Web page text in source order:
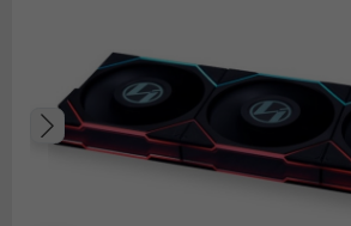
Poprzedni